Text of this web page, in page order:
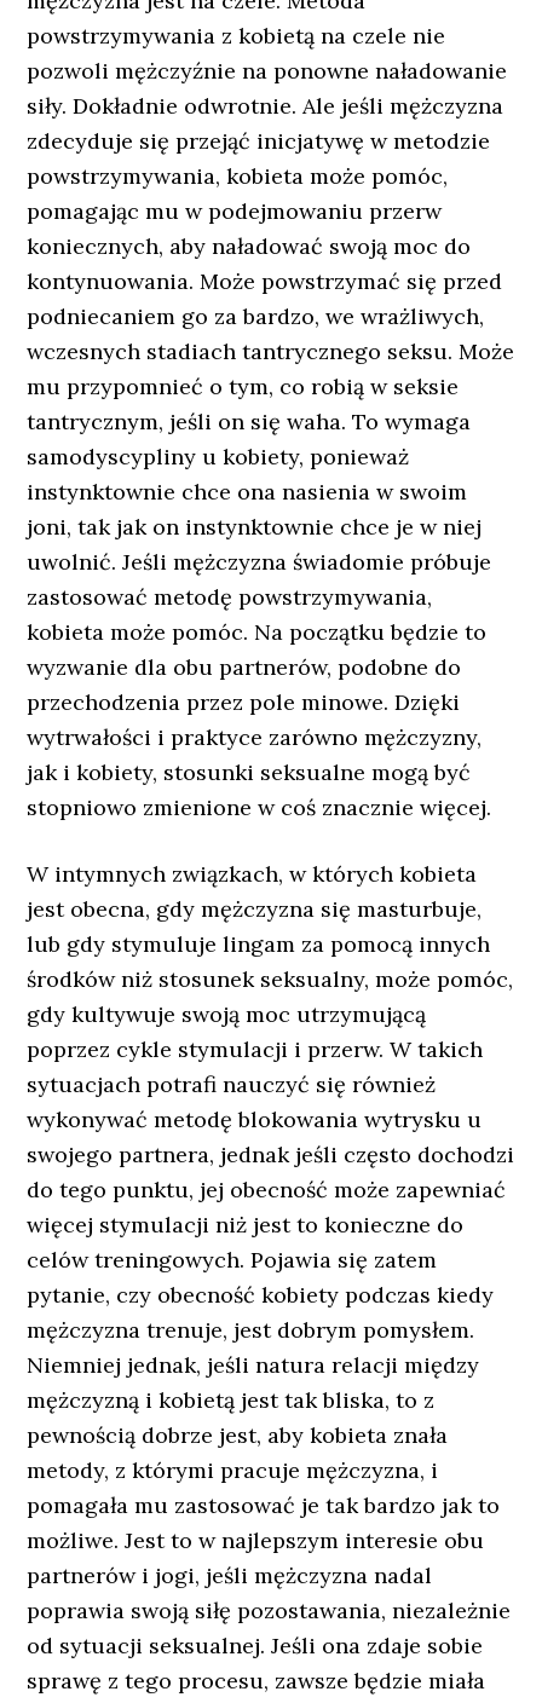
powstrzymywania z kobietą na czele nie
pozwoli mężczyźnie na ponowne naładowanie
siły. Dokładnie odwrotnie. Ale jeśli mężczyzna
zdecyduje się przejąć inicjatywę w metodzie
powstrzymywania, kobieta może pomóc,
pomagając mu w podejmowaniu przerw
koniecznych, aby naładować swoją moc do
kontynuowania. Może powstrzymać się przed
podniecaniem go za bardzo, we wrażliwych,
wczesnych stadiach tantrycznego seksu. Może
mu przypomnieć o tym, co robią w seksie
tantrycznym, jeśli on się waha. To wymaga
samodyscypliny u kobiety, ponieważ
instynktownie chce ona nasienia w swoim
joni, tak jak on instynktownie chce je w niej
uwolnić. Jeśli mężczyzna świadomie próbuje
zastosować metodę powstrzymywania,
kobieta może pomóc. Na początku będzie to
wyzwanie dla obu partnerów, podobne do
przechodzenia przez pole minowe. Dzięki
wytrwałości i praktyce zarówno mężczyzny,
jak i kobiety, stosunki seksualne mogą być
stopniowo zmienione w coś znacznie więcej.
W intymnych związkach, w których kobieta
jest obecna, gdy mężczyzna się masturbuje,
lub gdy stymuluje lingam za pomocą innych
środków niż stosunek seksualny, może pomóc,
gdy kultywuje swoją moc utrzymującą
poprzez cykle stymulacji i przerw. W takich
sytuacjach potrafi nauczyć się również
wykonywać metodę blokowania wytrysku u
swojego partnera, jednak jeśli często dochodzi
do tego punktu, jej obecność może zapewniać
więcej stymulacji niż jest to konieczne do
celów treningowych. Pojawia się zatem
pytanie, czy obecność kobiety podczas kiedy
mężczyzna trenuje, jest dobrym pomysłem.
Niemniej jednak, jeśli natura relacji między
mężczyzną i kobietą jest tak bliska, to z
pewnością dobrze jest, aby kobieta znała
metody, z którymi pracuje mężczyzna, i
pomagała mu zastosować je tak bardzo jak to
możliwe. Jest to w najlepszym interesie obu
partnerów i jogi, jeśli mężczyzna nadal
poprawia swoją siłę pozostawania, niezależnie
od sytuacji seksualnej. Jeśli ona zdaje sobie
sprawę z tego procesu, zawsze będzie miała